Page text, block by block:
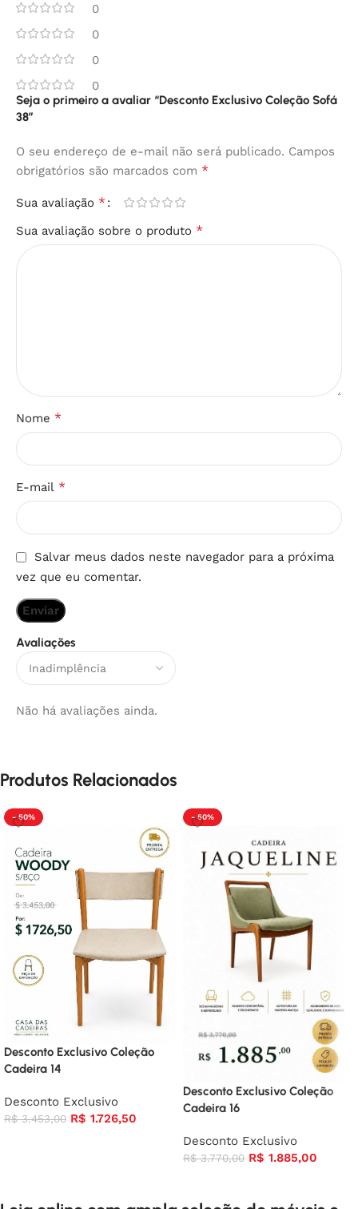
0
0
0
0
Avaliações
Não há avaliações ainda.
Seja o primeiro a avaliar “Desconto Exclusivo Coleção Sofá
38”
O seu endereço de e-mail não será publicado. Campos
obrigatórios são marcados com *
Sua avaliação *
Sua avaliação sobre o produto *
Nome *
E-mail *
Salvar meus dados neste navegador para a próxima
vez que eu comentar.
Produtos Relacionados
- 50%
Desconto Exclusivo Coleção
Cadeira 14
Desconto Exclusivo
R$3.453,00 R$ 1.726,50
- 50%
Desconto Exclusivo Coleção
Cadeira 16
Desconto Exclusivo
R$3.770,00 R$ 1.885,00